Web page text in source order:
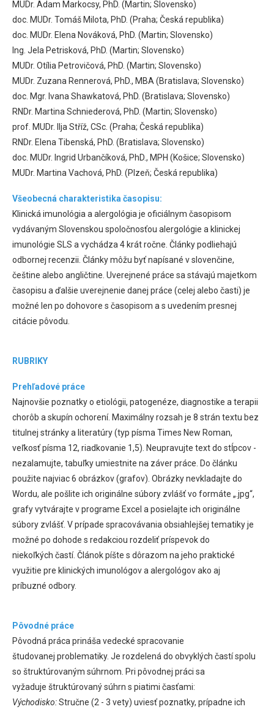
MUDr. Adam Markocsy, PhD. (Martin; Slovensko)
doc. MUDr. Tomáš Milota, PhD. (Praha; Česká republika)
doc. MUDr. Elena Nováková, PhD. (Martin; Slovensko)
Ing. Jela Petrisková, PhD. (Martin; Slovensko)
MUDr. Otília Petrovičová, PhD. (Martin; Slovensko)
MUDr. Zuzana Rennerová, PhD., MBA (Bratislava; Slovensko)
doc. Mgr. Ivana Shawkatová, PhD. (Bratislava; Slovensko)
RNDr. Martina Schniederová, PhD. (Martin; Slovensko)
prof. MUDr. Ilja Stříž, CSc. (Praha; Česká republika)
RNDr. Elena Tibenská, PhD. (Bratislava; Slovensko)
doc. MUDr. Ingrid Urbančíková, PhD., MPH (Košice; Slovensko)
MUDr. Martina Vachová, PhD. (Plzeň; Česká republika)
Všeobecná charakteristika časopisu:
Klinická imunológia a alergológia je oficiálnym časopisom
vydávaným Slovenskou spoločnosťou alergológie a klinickej
imunológie SLS a vychádza 4 krát ročne. Články podliehajú
odbornej recenzii. Články môžu byť napísané v slovenčine,
češtine alebo angličtine. Uverejnené práce sa stávajú majetkom
časopisu a ďalšie uverejnenie danej práce (celej alebo časti) je
možné len po dohovore s časopisom a s uvedením presnej
citácie pôvodu.
RUBRIKY
Prehľadové práce
Najnovšie poznatky o etiológii, patogenéze, diagnostike a terapii
chorôb a skupín ochorení. Maximálny rozsah je 8 strán textu bez
titulnej stránky a literatúry (typ písma Times New Roman,
veľkosť písma 12, riadkovanie 1,5). Neupravujte text do stĺpcov -
nezalamujte, tabuľky umiestnite na záver práce. Do článku
použite najviac 6 obrázkov (grafov). Obrázky nevkladajte do
Wordu, ale pošlite ich originálne súbory zvlášť vo formáte „.jpg“,
grafy vytvárajte v programe Excel a posielajte ich originálne
súbory zvlášť. V prípade spracovávania obsiahlejšej tematiky je
možné po dohode s redakciou rozdeliť príspevok do
niekoľkých častí. Článok píšte s dôrazom na jeho praktické
využitie pre klinických imunológov a alergológov ako aj
príbuzné odbory.
Pôvodné práce
Pôvodná práca prináša vedecké spracovanie
študovanej problematiky. Je rozdelená do obvyklých častí spolu
so štruktúrovaným súhrnom. Pri pôvodnej práci sa
vyžaduje štruktúrovaný súhrn s piatimi časťami:
Východisko:Stručne (2 - 3 vety) uviesť poznatky, prípadne ich